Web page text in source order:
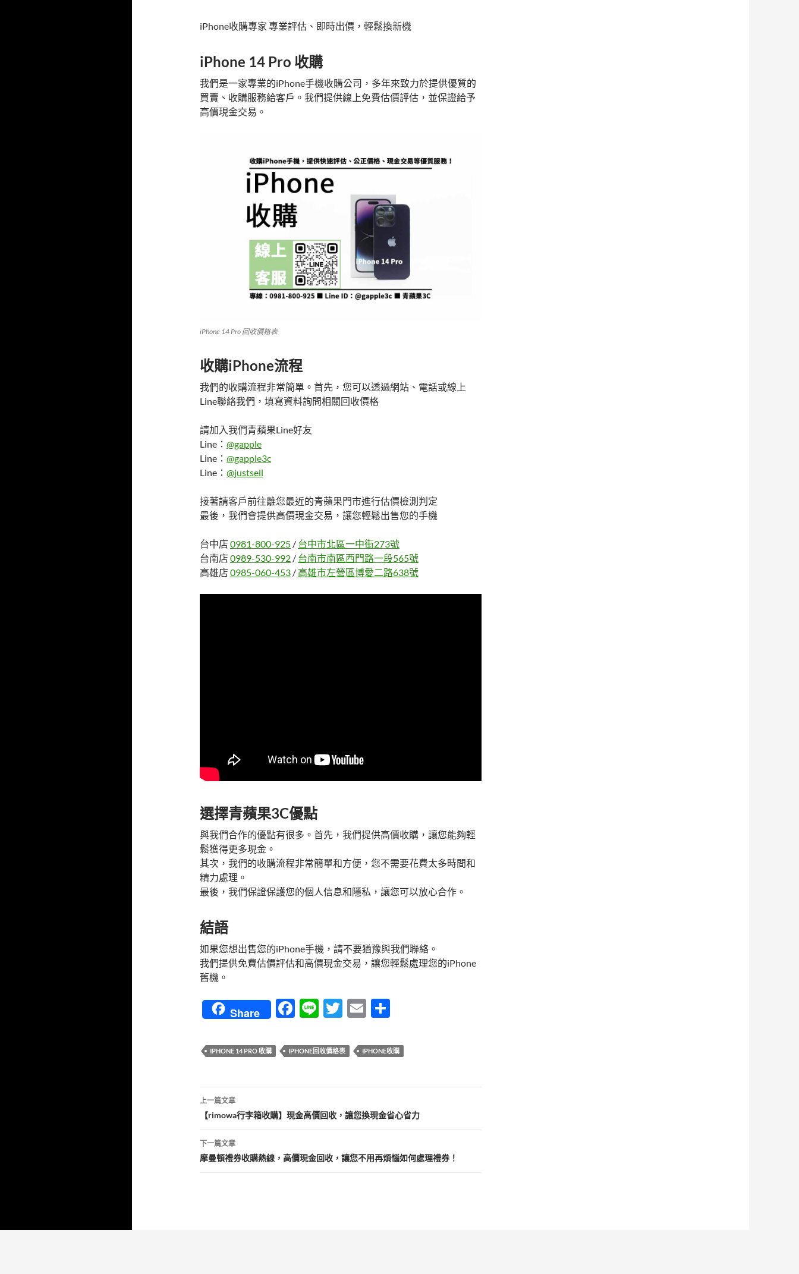
iPhone收購專家 專業評估、即時出價，輕鬆換新機
iPhone 14 Pro 收購
我們是一家專業的iPhone手機收購公司，多年來致力於提供優質的
買賣、收購服務給客戶。我們提供線上免費估價評估，並保證給予
高價現金交易。
iPhone 14 Pro 回收價格表
收購iPhone流程
我們的收購流程非常簡單。首先，您可以透過網站、電話或線上
Line聯絡我們，填寫資料詢問相關回收價格
請加入我們青蘋果Line好友
Line： @gapple
Line： @gapple3c
Line： @justsell
接著請客戶前往離您最近的青蘋果門市進行估價檢測判定
最後，我們會提供高價現金交易，讓您輕鬆出售您的手機
台中店 0981-800-925 / 台中市北區一中街273號
台南店 0989-530-992 / 台南市南區西門路一段565號
高雄店 0985-060-453 / 高雄市左營區博愛二路638號
選擇青蘋果3C優點
與我們合作的優點有很多。首先，我們提供高價收購，讓您能夠輕
鬆獲得更多現金。
其次，我們的收購流程非常簡單和方便，您不需要花費太多時間和
精力處理。
最後，我們保證保護您的個人信息和隱私，讓您可以放心合作。
結語
如果您想出售您的iPhone手機，請不要猶豫與我們聯絡。
我們提供免費估價評估和高價現金交易，讓您輕鬆處理您的iPhone
舊機。
Share
F
e
b
o
k
Li
e
T
itt
er
E
ail
IPHONE 14 PRO 收購 IPHONE回收價格表 IPHONE收購
文
章
導
覽
上一篇文章
【rimowa行李箱收購】現金高價回收，讓您換現金省心省力
下一篇文章
摩曼頓禮券收購熱線，高價現金回收，讓您不用再煩惱如何處理禮券！